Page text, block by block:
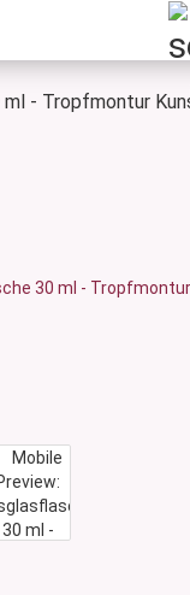
ml - Tropfmontur